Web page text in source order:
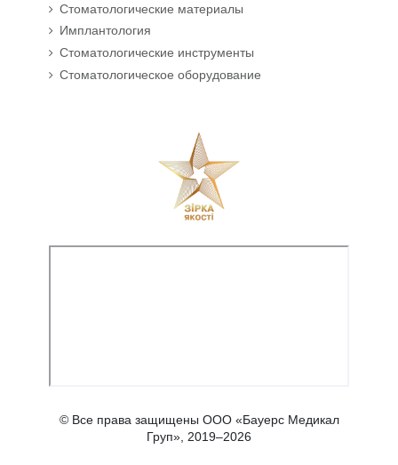
Стоматологические материалы
Имплантология
Стоматологические инструменты
Стоматологическое оборудование
© Все права защищены ООО «Бауерс Медикал
Груп», 2019–2026